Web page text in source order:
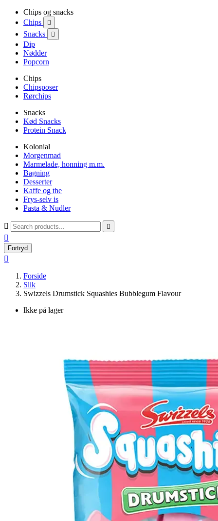
Chips og snacks
Chips

Snacks 
Dip
Nødder
Popcorn
Chips
Chipsposer
Rørchips
Snacks
Kød Snacks
Protein Snack
Kolonial
Morgenmad
Marmelade, honning m.m.
Bagning
Desserter
Kaffe og the
Frys-selv is
Pasta & Nudler
 

Fortryd

Forside
Slik
Swizzels Drumstick Squashies Bubblegum Flavour
Ikke på lager